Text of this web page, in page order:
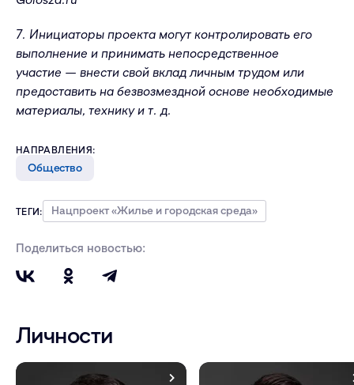
7. Инициаторы проекта могут контролировать его
выполнение и принимать непосредственное
участие — внести свой вклад личным трудом или
предоставить на безвозмездной основе необходимые
материалы, технику и т. д.
НАПРАВЛЕНИЯ:
Общество
ТЕГИ: Нацпроект «Жилье и городская среда»
Поделиться новостью:
Личности